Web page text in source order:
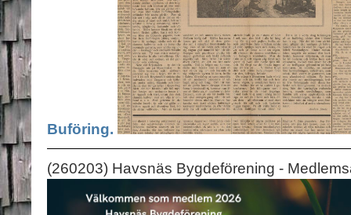
Buföring.
(260203) Havsnäs Bygdeförening -